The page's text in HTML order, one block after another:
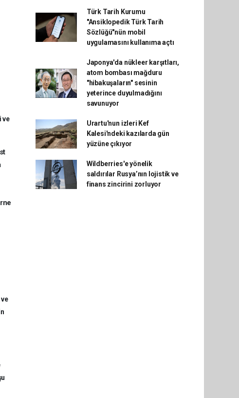
ve
ve
Türk Tarih Kurumu
"Ansiklopedik Türk Tarih
Sözlüğü"nün mobil
uygulamasını kullanıma açtı
Japonya'da nükleer karşıtları,
atom bombası mağduru
"hibakuşaların" sesinin
yeterince duyulmadığını
savunuyor
Urartu'nun izleri Kef
Kalesi'ndeki kazılarda gün
yüzüne çıkıyor
Wildberries'e yönelik
saldırılar Rusya’nın lojistik ve
finans zincirini zorluyor